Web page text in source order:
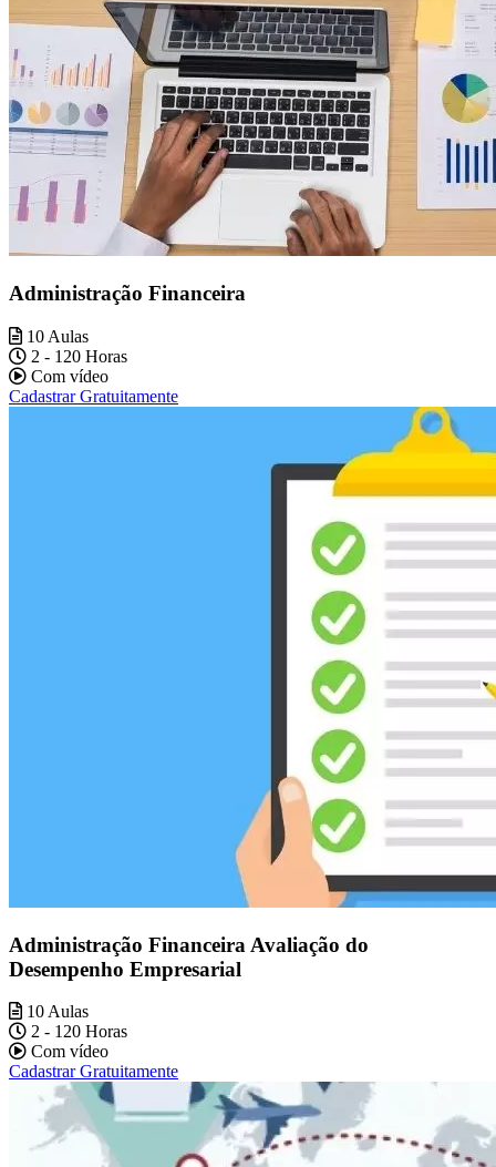
Administração Financeira
10 Aulas
2 - 120 Horas
Com vídeo
Cadastrar Gratuitamente
Administração Financeira Avaliação do
Desempenho Empresarial
10 Aulas
2 - 120 Horas
Com vídeo
Cadastrar Gratuitamente